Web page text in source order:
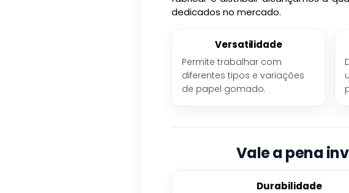
dedicados no mercado.
Versatilidade
Permite trabalhar com
diferentes tipos e variações
de papel gomado.
Vale a pena
Durabilidade